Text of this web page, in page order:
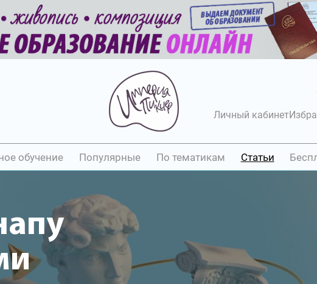
Личный кабинет
обучение Популярные По тематикам Статьи